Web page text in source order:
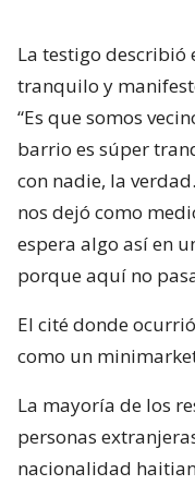
La testigo
tranquilo y
“Es que somos
barrio es súper
con nadie, la
nos dejó como
espera algo así en
porque aquí no
El cité donde
como un
La mayoría de los
personas
nacionalidad